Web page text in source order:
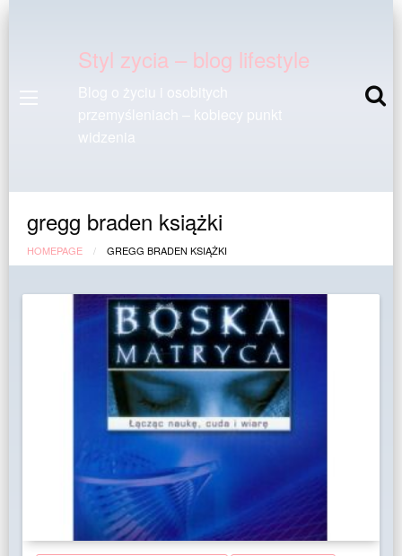
Styl zycia – blog lifestyle
Blog o życiu i osobitych
przemyśleniach – kobiecy punkt
widzenia
gregg braden książki
HOMEPAGE GREGG BRADEN KSIĄŻKI